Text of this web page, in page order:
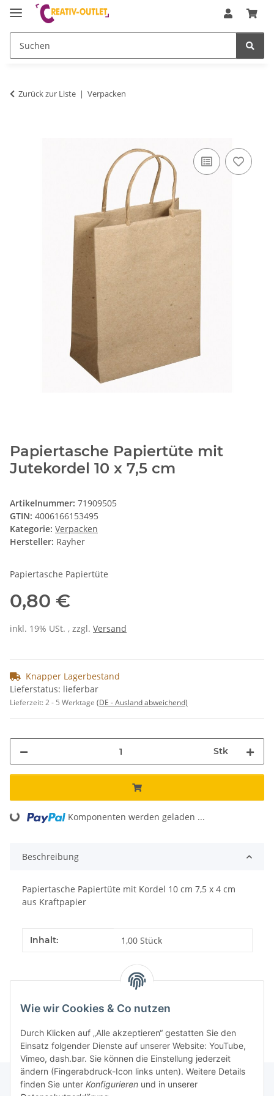
Wie wir Cookies & Co nutzen
Durch Klicken auf „Alle akzeptieren“ gestatten Sie den
Einsatz folgender Dienste auf unserer Website: YouTube,
Vimeo, dash.bar. Sie können die Einstellung jederzeit
ändern (Fingerabdruck-Icon links unten). Weitere Details
finden Sie unter Konfigurieren und in unserer
Zurück zur Liste Verpacken
Papiertasche Papiertüte mit
Jutekordel 10 x 7,5 cm
Artikelnummer: 71909505
GTIN: 4006166153495
Kategorie: Verpacken
Hersteller: Rayher
Papiertasche Papiertüte
0,80 €
inkl. 19% USt. , zzgl. Versand
Knapper Lagerbestand
Lieferstatus: lieferbar
Lieferzeit:2 - 5 Werktage (DE - Ausland abweichend)
Stk
Loading... Komponenten werden geladen ...
Beschreibung
Papiertasche Papiertüte mit Kordel 10 cm 7,5 x 4 cm
aus Kraftpapier
Produkteigenschaft
Wert
Inhalt: 1,00 Stück